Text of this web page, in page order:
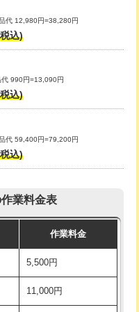
55,000円
27,500円
38,500円
38,500円
16,500円+材料費
11,000円+材料費
13,200円
16,500円
16,500円
代 12,980円=38,280円
込)
990円=13,090円
込)
代 59,400円=79,200円
込)
業料金表
作業料金
5,500円
11,000円